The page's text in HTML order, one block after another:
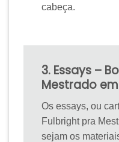
cabeça.
3. Essays –
Mestrado
Os essays, ou
Fulbright pra
sejam os